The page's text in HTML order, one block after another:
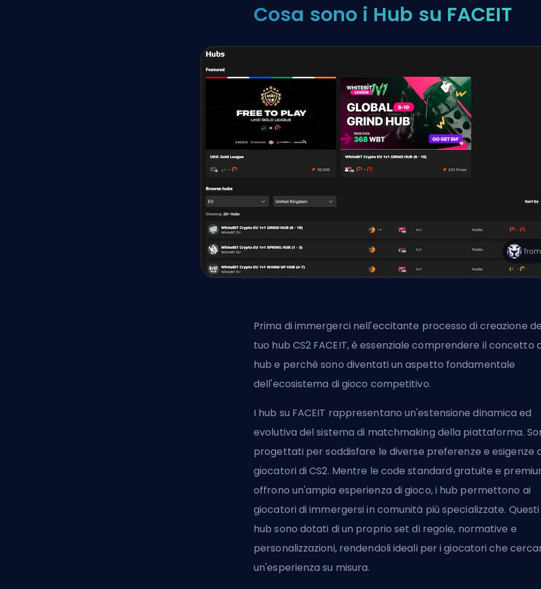
Cosa sono i Hub su FACEIT
Prima di immergerci nell'eccitante processo di creazione
tuo hub CS2 FACEIT, è essenziale comprendere il concetto
hub e perché sono diventati un aspetto fondamentale
dell'ecosistema di gioco competitivo.
I hub su FACEIT rappresentano un'estensione dinamica ed
evolutiva del sistema di matchmaking della piattaforma.
progettati per soddisfare le diverse preferenze e esigenze
giocatori di CS2. Mentre le code standard gratuite e
offrono un'ampia esperienza di gioco, i hub permettono ai
giocatori di immergersi in comunità più specializzate. Questi
hub sono dotati di un proprio set di regole, normative e
personalizzazioni, rendendoli ideali per i giocatori che
un'esperienza su misura.